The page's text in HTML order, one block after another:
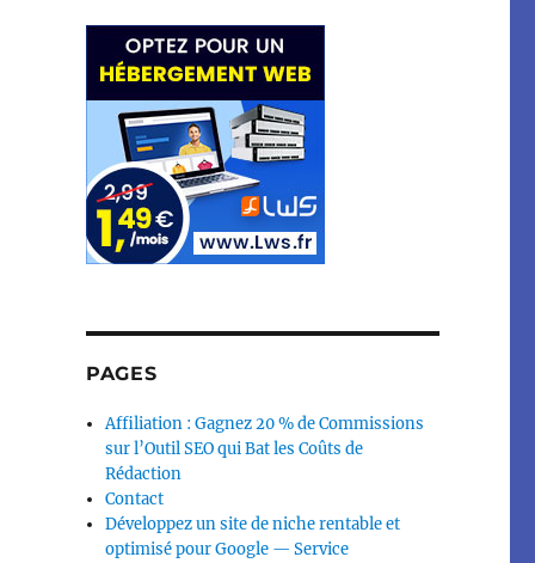
PAGES
Affiliation : Gagnez 20 % de Commissions
sur l’Outil SEO qui Bat les Coûts de
Rédaction
Contact
Développez un site de niche rentable et
optimisé pour Google — Service